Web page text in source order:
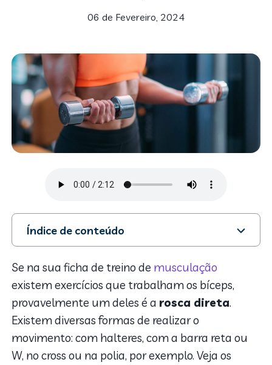
06 de Fevereiro, 2024
Índice de conteúdo
1. Quais são os benefícios da rosca direta?
2. Rosca direta: variedades do movimento
3. Outras opções de rosca direta
4. Dicas para evitar erros comuns
Se na sua ficha de treino de musculação
existem exercícios que trabalham os bíceps,
provavelmente um deles é a rosca direta.
Existem diversas formas de realizar o
movimento: com halteres, com a barra reta ou
W, no cross ou na polia, por exemplo. Veja os